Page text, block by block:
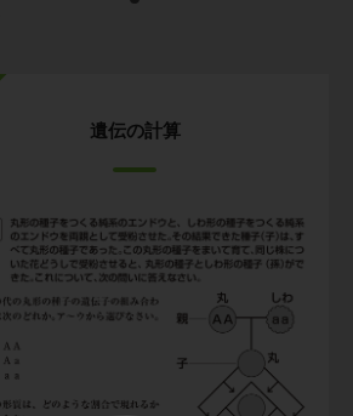
遺伝の計算